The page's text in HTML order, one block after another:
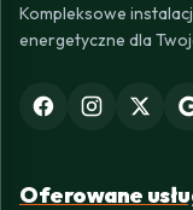
Kompleksowe
energetyczne dla
Oferowane